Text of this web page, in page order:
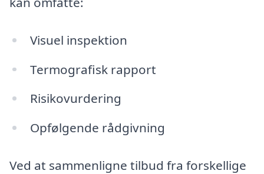
Visuel inspektion
Termografisk rapport
Risikovurdering
Opfølgende rådgivning
Ved at sammenligne tilbud fra forskellige